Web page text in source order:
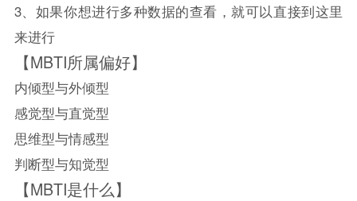
3、如果你想进行多种数据的查看，就可以直接到这里
来进行
【MBTI所属偏好】
内倾型与外倾型
感觉型与直觉型
思维型与情感型
判断型与知觉型
【MBTI是什么】